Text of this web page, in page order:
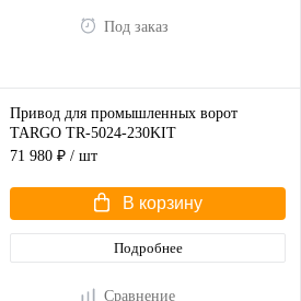
Под заказ
Привод для промышленных ворот
TARGO TR-5024-230KIT
71 980 ₽ / шт
В корзину
Подробнее
Сравнение